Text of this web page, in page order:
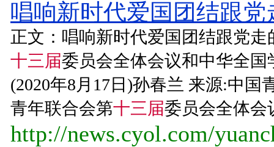
唱响新时代爱国团结跟
正文：唱响新时代爱国团结跟党
十三届委员会全体会议和中华全
(2020年8月17日)孙春兰 来源:中
青年联合会第十三届委员会全体会
http://news.cyol.com/